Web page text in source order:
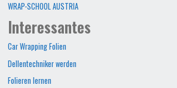
WRAP-SCHOOL AUSTRIA
Interessantes
Car Wrapping Folien
Dellentechniker werden
Folieren lernen